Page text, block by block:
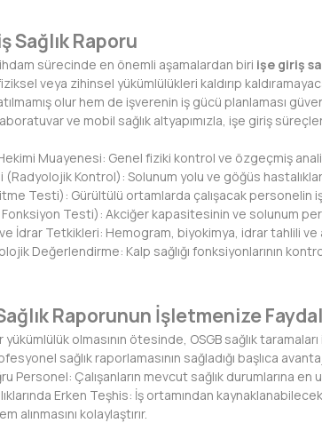
Sağlık Raporu
sürecinde en önemli aşamalardan biri işe giriş
veya zihinsel yükümlülükleri kaldırıp
olur hem de işverenin iş gücü planlaması
ve mobil sağlık altyapımızla, işe giriş
Muayenesi: Genel fiziki kontrol ve özgeçmiş
(Radyolojik Kontrol): Solunum yolu ve göğüs
Testi): Gürültülü ortamlarda çalışacak personelin
Fonksiyon Testi): Akciğer kapasitesinin ve solunum
ve İdrar Tetkikleri: Hemogram, biyokimya, idrar tahlili ve
Değerlendirme: Kalp sağlığı fonksiyonlarının
Raporunun İşletmenize
yükümlülük olmasının ötesinde, OSGB sağlık
sağlık raporlamasının sağladığı başlıca
Personel: Çalışanların mevcut sağlık durumlarına
Erken Teşhis: İş ortamından
alınmasını kolaylaştırır.